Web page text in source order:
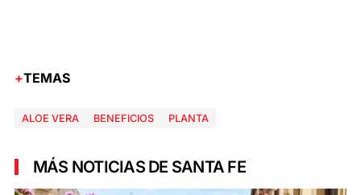
TEMAS
ALOE VERA BENEFICIOS PLANTA
MÁS NOTICIAS DE SANTA FE